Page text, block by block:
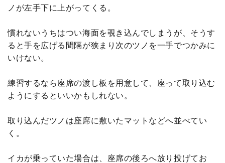
ノが左手下に上がってくる。
慣れないうちはつい海面を覗き込んでしまうが、そうす
ると手を広げる間隔が狭まり次のツノを一手でつかみに
いけない。
練習するなら座席の渡し板を用意して、座って取り込む
ようにするといいかもしれない。
取り込んだツノは座席に敷いたマットなどへ並べてい
く。
イカが乗っていた場合は、座席の後ろへ放り投げてお